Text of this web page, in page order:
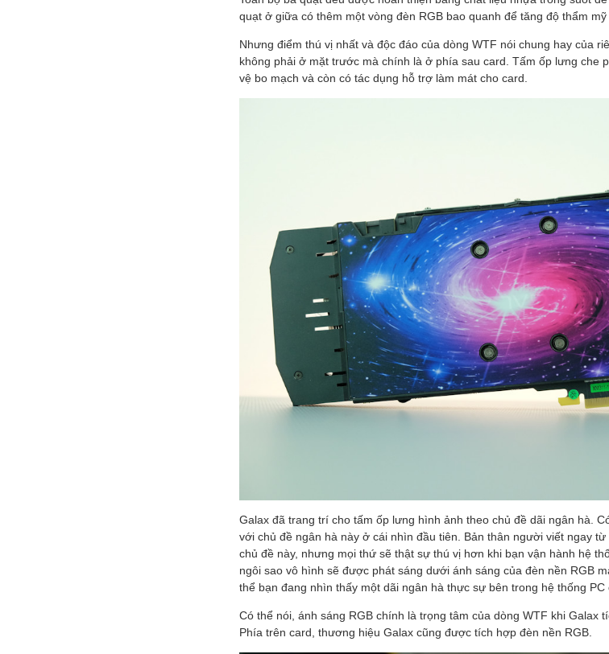
quạt ở giữa có thêm một vòng đèn RGB bao quanh để tăng độ thẩm mỹ
Nhưng điểm thú vị nhất và độc đáo của dòng WTF nói chung hay của
không phải ở mặt trước mà chính là ở phía sau card. Tấm ốp lưng che
vệ bo mạch và còn có tác dụng hỗ trợ làm mát cho card.
Galax đã trang trí cho tấm ốp lưng hình ảnh theo chủ đề dãi ngân hà.
với chủ đề ngân hà này ở cái nhìn đầu tiên. Bản thân người viết ngay
chủ đề này, nhưng mọi thứ sẽ thật sự thú vị hơn khi bạn vận hành hệ
ngôi sao vô hình sẽ được phát sáng dưới ánh sáng của đèn nền RGB
thể bạn đang nhìn thấy một dãi ngân hà thực sự bên trong hệ thống PC
Có thể nói, ánh sáng RGB chính là trọng tâm của dòng WTF khi Galax
Phía trên card, thương hiệu Galax cũng được tích hợp đèn nền RGB.